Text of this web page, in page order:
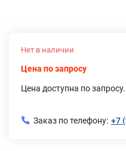
Нет в наличии
Цена по запросу
Цена доступна по запросу.
Заказ по телефону: +7